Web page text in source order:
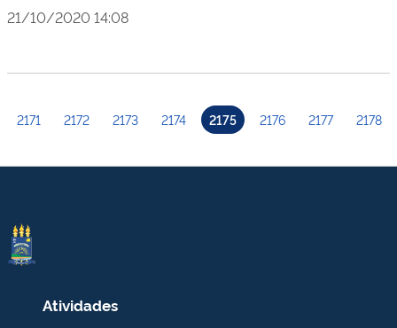
21/10/2020 14:08
2171 2172 2173 2174 2175 2176 2177 2178
Atividades